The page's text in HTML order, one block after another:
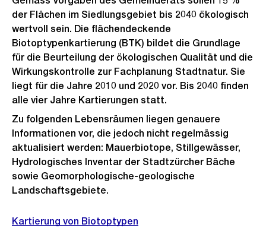
der Flächen im Siedlungsgebiet bis 2040 ökologisch
wertvoll sein. Die flächendeckende
Biotoptypenkartierung (BTK) bildet die Grundlage
für die Beurteilung der ökologischen Qualität und die
Wirkungskontrolle zur Fachplanung Stadtnatur. Sie
liegt für die Jahre 2010 und 2020 vor. Bis 2040 finden
alle vier Jahre Kartierungen statt.
Zu folgenden Lebensräumen liegen genauere
Informationen vor, die jedoch nicht regelmässig
aktualisiert werden: Mauerbiotope, Stillgewässer,
Hydrologisches Inventar der Stadtzürcher Bäche
sowie Geomorphologische-geologische
Landschaftsgebiete.
Kartierung von Biotoptypen